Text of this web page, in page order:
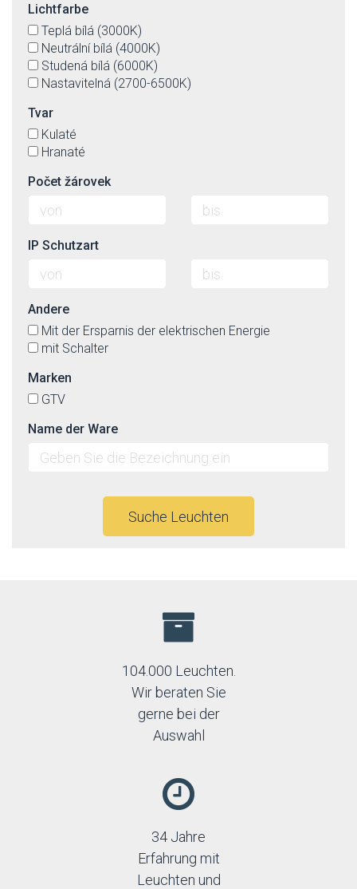
Lichtfarbe
Teplá bílá (3000K)
Neutrální bílá (4000K)
Studená bílá (6000K)
Nastavitelná (2700-6500K)
Tvar
Kulaté
Hranaté
Počet žárovek
IP Schutzart
Andere
Mit der Ersparnis der elektrischen Energie
mit Schalter
Marken
GTV
Name der Ware
Suche Leuchten
104.000 Leuchten.
Wir beraten Sie
gerne bei der
Auswahl
34 Jahre
Erfahrung mit
Leuchten und